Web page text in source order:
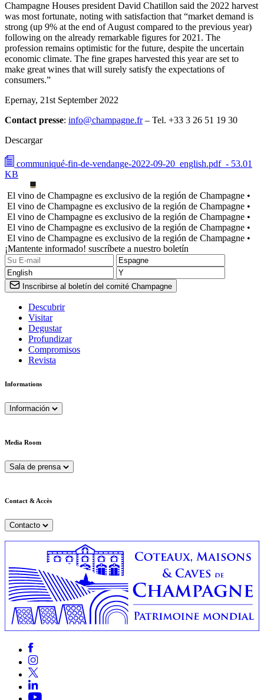
Champagne Houses president David Chatillon said the 2022 harvest
was most fortunate, noting with satisfaction that “market demand is
strong (up 9% at the end of August compared to the previous year)
following on the already remarkable figures for 2021. The
profession remains optimistic for the future, despite the uncertain
economic climate. The fine grapes harvested this year are set to
make great wines that will surely satisfy the expectations of
consumers.”
Epernay, 21st September 2022
Contact presse: info@champagne.fr– Tel. +33 3 26 51 19 30
Descargar
communiqué-fin-de-vendange-2022-09-20_english.pdf - 53.01
KB
El vino de Champagne es exclusivo de la región de Champagne •
El vino de Champagne es exclusivo de la región de Champagne •
El vino de Champagne es exclusivo de la región de Champagne •
El vino de Champagne es exclusivo de la región de Champagne •
El vino de Champagne es exclusivo de la región de Champagne •
¡Mantente informado! suscríbete a nuestro boletín
Inscribirse al boletín del comité Champagne
Descubrir
Visitar
Degustar
Profundizar
Compromisos
Revista
Informations
Información
Media Room
Sala de prensa
Contact & Accès
Contacto